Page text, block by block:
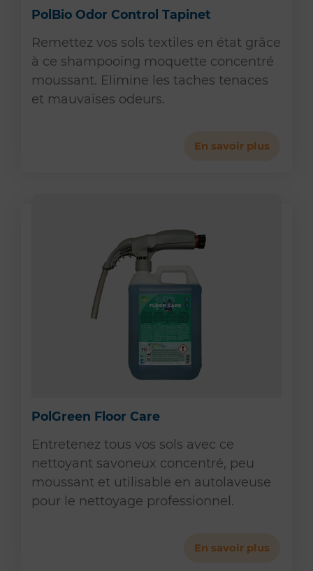
PolBio Odor Control Tapinet
Remettez vos sols textiles en état grâce
à ce shampooing moquette concentré
moussant. Elimine les taches tenaces
et mauvaises odeurs.
En savoir plus
PolGreen Floor Care
Entretenez tous vos sols avec ce
nettoyant savoneux concentré, peu
moussant et utilisable en autolaveuse
pour le nettoyage professionnel.
En savoir plus